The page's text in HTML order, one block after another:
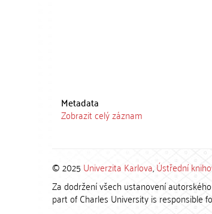
Metadata
Zobrazit celý záznam
© 2025 Univerzita Karlova,Ústřední
Za dodržení všech ustanovení
part of Charles University is responsible